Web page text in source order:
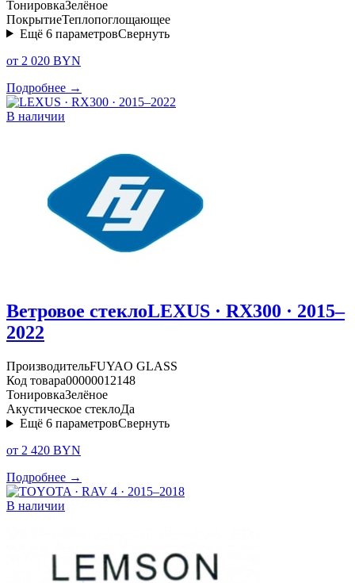
ТонировкаЗелёное
ПокрытиеТеплопоглощающее
Ещё 6 параметровСвернуть
от 2 020 BYN
Подробнее →
В наличии
Ветровое стеклоLEXUS · RX300 · 2015–
2022
ПроизводительFUYAO GLASS
Код товара00000012148
ТонировкаЗелёное
Акустическое стеклоДа
Ещё 6 параметровСвернуть
от 2 420 BYN
Подробнее →
В наличии